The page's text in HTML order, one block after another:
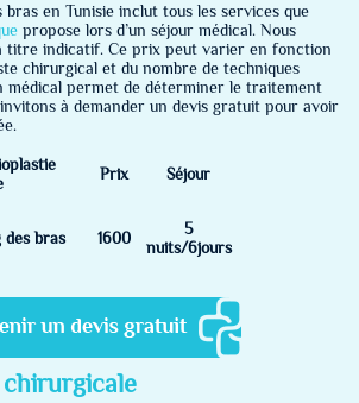
bras en Tunisie inclut tous les services que
propose lors d’un séjour médical. Nous
titre indicatif. Ce prix peut varier en fonction
chirurgical et du nombre de techniques
médical permet de déterminer le traitement
à demander un devis gratuit pour avoir
Prix Séjour
bras 1600
5
nuits/6jours
chirurgicale